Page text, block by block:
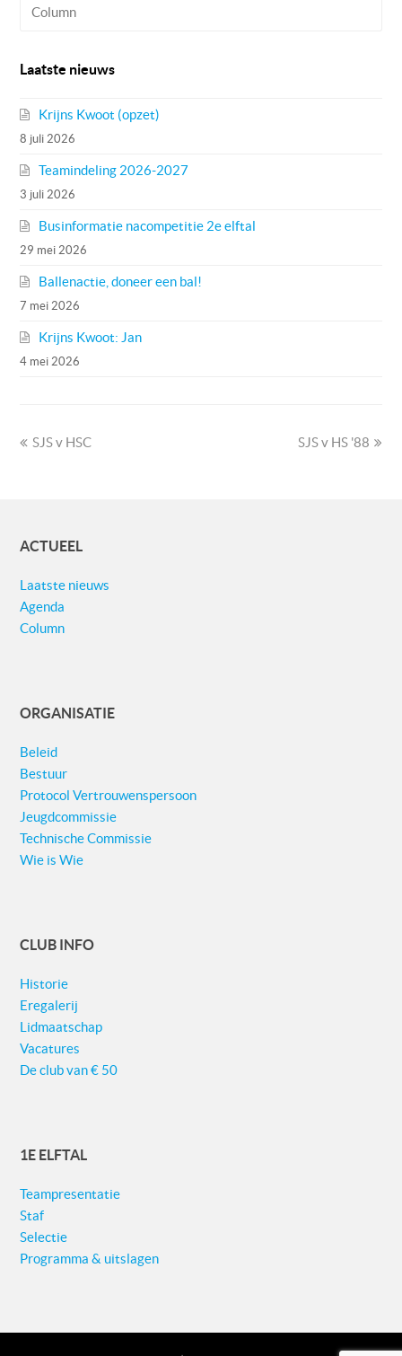
Column
Laatste nieuws
Krijns Kwoot (opzet)
8 juli 2026
Teamindeling 2026-2027
3 juli 2026
Businformatie nacompetitie 2e elftal
29 mei 2026
Ballenactie, doneer een bal!
7 mei 2026
Krijns Kwoot: Jan
4 mei 2026
previous
SJS v HSC
next
SJS v HS '88
ACTUEEL
Laatste nieuws
Agenda
Column
ORGANISATIE
Beleid
Bestuur
Protocol Vertrouwenspersoon
Jeugdcommissie
Technische Commissie
Wie is Wie
CLUB INFO
Historie
Eregalerij
Lidmaatschap
Vacatures
De club van € 50
1E ELFTAL
Teampresentatie
Staf
Selectie
Programma & uitslagen